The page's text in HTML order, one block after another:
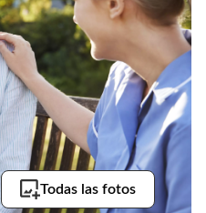
Todas las fotos